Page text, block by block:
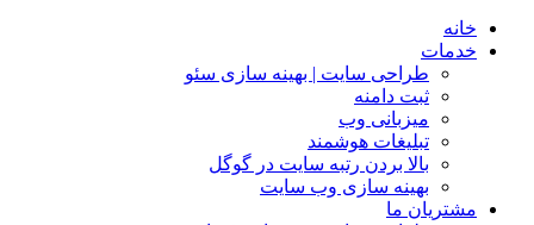
خانه
خدمات
طراحی سایت | بهینه سازی سئو
ثبت دامنه
میزبانی وب
تبلیغات هوشمند
بالا بردن رتبه سایت در گوگل
بهینه سازی وب سایت
مشتریان ما